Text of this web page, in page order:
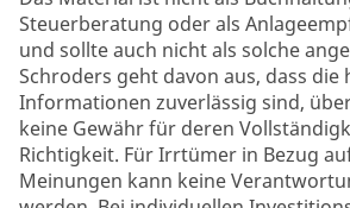
Steuerberatung oder als
und sollte auch nicht als solche
Schroders geht davon aus, dass
Informationen zuverlässig sind,
keine Gewähr für deren
Richtigkeit. Für Irrtümer in Bezug
Meinungen kann keine